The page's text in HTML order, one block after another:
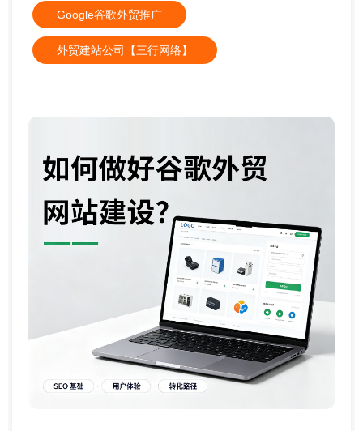
Google谷歌外贸推广
外贸建站公司【三行网络】